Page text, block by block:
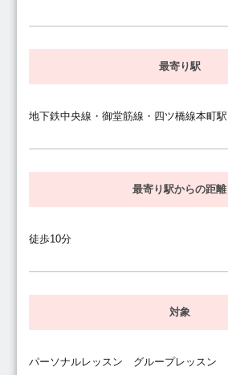
最寄り駅
地下鉄中央線・御堂筋線・四ツ橋線本町駅
最寄り駅からの距離
徒歩10分
対象
パーソナルレッスン グループレッスン